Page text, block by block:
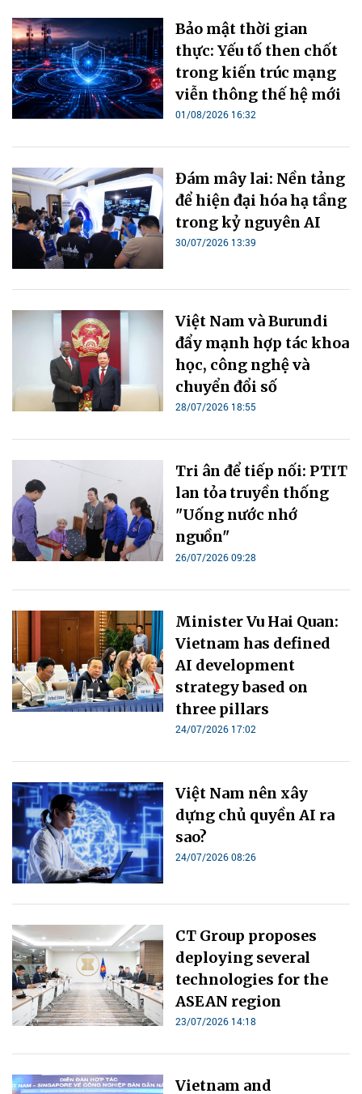
Bảo mật thời gian
thực: Yếu tố then chốt
trong kiến trúc mạng
viễn thông thế hệ mới
01/08/2026 16:32
Đám mây lai: Nền tảng
để hiện đại hóa hạ tầng
trong kỷ nguyên AI
30/07/2026 13:39
Việt Nam và Burundi
đẩy mạnh hợp tác khoa
học, công nghệ và
chuyển đổi số
28/07/2026 18:55
Tri ân để tiếp nối: PTIT
lan tỏa truyền thống
"Uống nước nhớ
nguồn"
26/07/2026 09:28
Minister Vu Hai Quan:
Vietnam has defined
AI development
strategy based on
three pillars
24/07/2026 17:02
Việt Nam nên xây
dựng chủ quyền AI ra
sao?
24/07/2026 08:26
CT Group proposes
deploying several
technologies for the
ASEAN region
23/07/2026 14:18
Vietnam and